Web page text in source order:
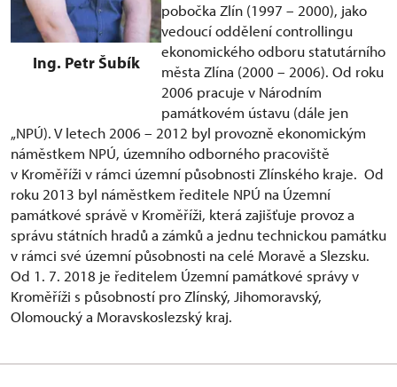
Ing. Petr Šubík
pobočka Zlín (1997 – 2000), jako
vedoucí oddělení controllingu
ekonomického odboru statutárního
města Zlína (2000 – 2006). Od roku
2006 pracuje v Národním
památkovém ústavu (dále jen
„NPÚ). V letech 2006 – 2012 byl provozně ekonomickým
náměstkem NPÚ, územního odborného pracoviště
v Kroměříži v rámci územní působnosti Zlínského kraje. Od
roku 2013 byl náměstkem ředitele NPÚ na Územní
památkové správě v Kroměříži, která zajišťuje provoz a
správu státních hradů a zámků a jednu technickou památku
v rámci své územní působnosti na celé Moravě a Slezsku.
Od 1. 7. 2018 je ředitelem Územní památkové správy v
Kroměříži s působností pro Zlínský, Jihomoravský,
Olomoucký a Moravskoslezský kraj.